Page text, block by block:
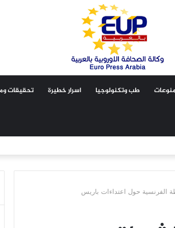
طب وتكنولوجيا اسرار خطيرة تحقيقات
الفرنسية حول اعتداءات باريس